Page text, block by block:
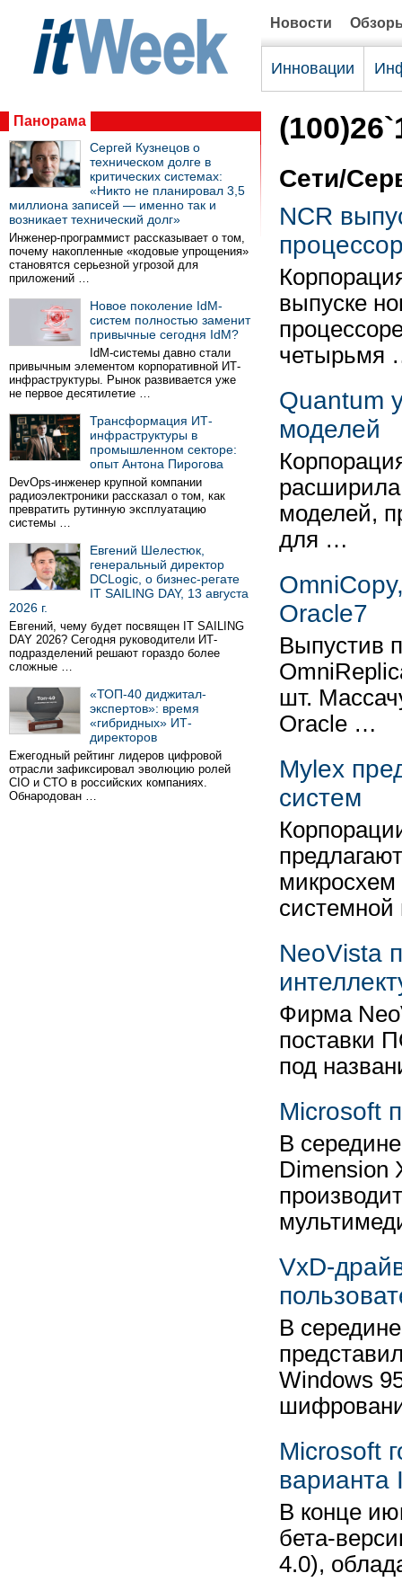
Новости
Инновации
Панорама
Сергей Кузнецов о
техническом долге в
критических системах:
«Никто не планировал 3,5
миллиона записей — именно так и
возникает технический долг»
Инженер-программист рассказывает о том,
почему накопленные «кодовые упрощения»
становятся серьезной угрозой для
приложений …
Новое поколение IdM-
систем полностью заменит
привычные сегодня IdM?
IdM-системы давно стали
привычным элементом корпоративной ИТ-
инфраструктуры. Рынок развивается уже
не первое десятилетие …
Трансформация ИТ-
инфраструктуры в
промышленном секторе:
опыт Антона Пирогова
DevOps-инженер крупной компании
радиоэлектроники рассказал о том, как
превратить рутинную эксплуатацию
системы …
Евгений Шелестюк,
генеральный директор
DCLogic, о бизнес-регате
IT SAILING DAY, 13 августа
2026 г.
Евгений, чему будет посвящен IT SAILING
DAY 2026? Сегодня руководители ИТ-
подразделений решают гораздо более
сложные …
«ТОП-40 диджитал-
экспертов»: время
«гибридных» ИТ-
директоров
Ежегодный рейтинг лидеров цифровой
отрасли зафиксировал эволюцию ролей
CIO и CTO в российских компаниях.
Обнародован …
Сети/
NCR
выпуске
четырьмя
Quantum
моделей
моделей,
для …
Oracle7
Выпустив
шт.
Oracle …
Mylex
систем
NeoVista
Фирма
поставки
под
Microsoft
В
Dimension
VxD-
В
Windows
Microsoft
варианта
В конце
бета-
4.0),